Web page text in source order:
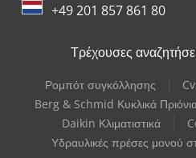
+49 201 857 861 80
Τρέχουσες
Ρομπότ συγκόλλησης
Berg & Schmid Κυκλικά
Daikin Κλιματιστικά
Υδραυλικές πρέσες μονού